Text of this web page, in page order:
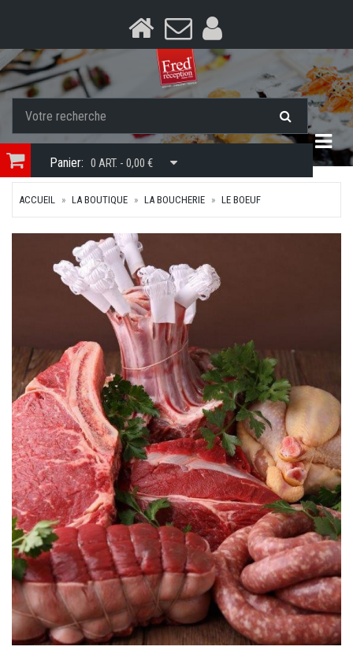
Panier: 0 ART. - 0,00 €
ACCUEIL LA BOUTIQUE LA BOUCHERIE LE BOEUF